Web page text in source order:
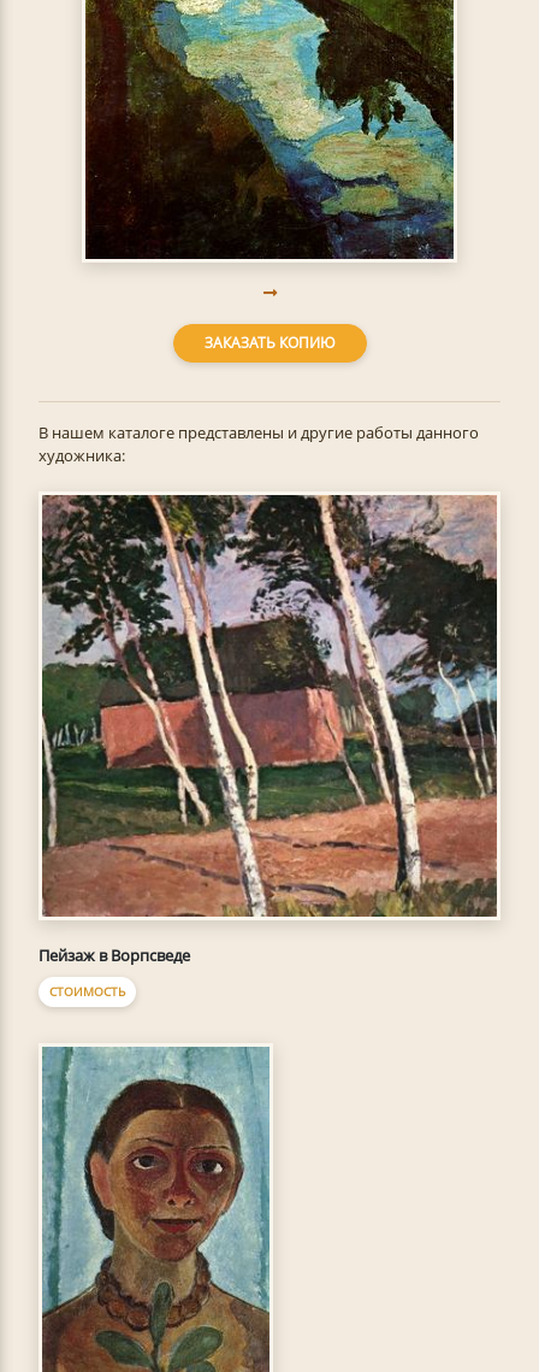
ЗАКАЗАТЬ КОПИЮ
В нашем каталоге представлены и другие работы данного
художника:
Пейзаж в Ворпсведе
СТОИМОСТЬ